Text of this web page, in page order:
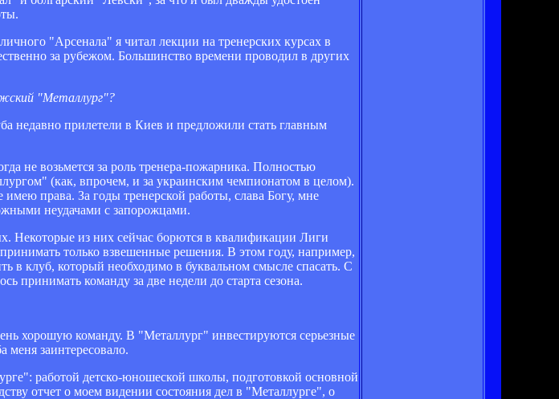
"Арсенала" я читал лекции на тренерских курсах в
за рубежом. Большинство времени проводил в других
"Металлург"?
недавно прилетели в Киев и предложили стать главным
не возьмется за роль тренера-пожарника. Полностью
(как, впрочем, и за украинским чемпионатом в целом).
имею права. За годы тренерской работы, слава Богу, мне
неудачами с запорожцами.
Некоторые из них сейчас борются в квалификации Лиги
только взвешенные решения. В этом году, например,
в клуб, который необходимо в буквальном смысле спасать. С
принимать команду за две недели до старта сезона.
хорошую команду. В "Металлург" инвестируются серьезные
меня заинтересовало.
работой детско-юношеской школы, подготовкой основной
отчет о моем видении состояния дел в "Металлурге", о